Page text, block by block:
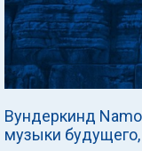
Вундеркинд
музыки